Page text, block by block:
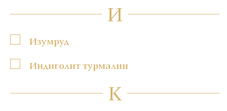
И
Изумруд
Индиголит турмалин
К